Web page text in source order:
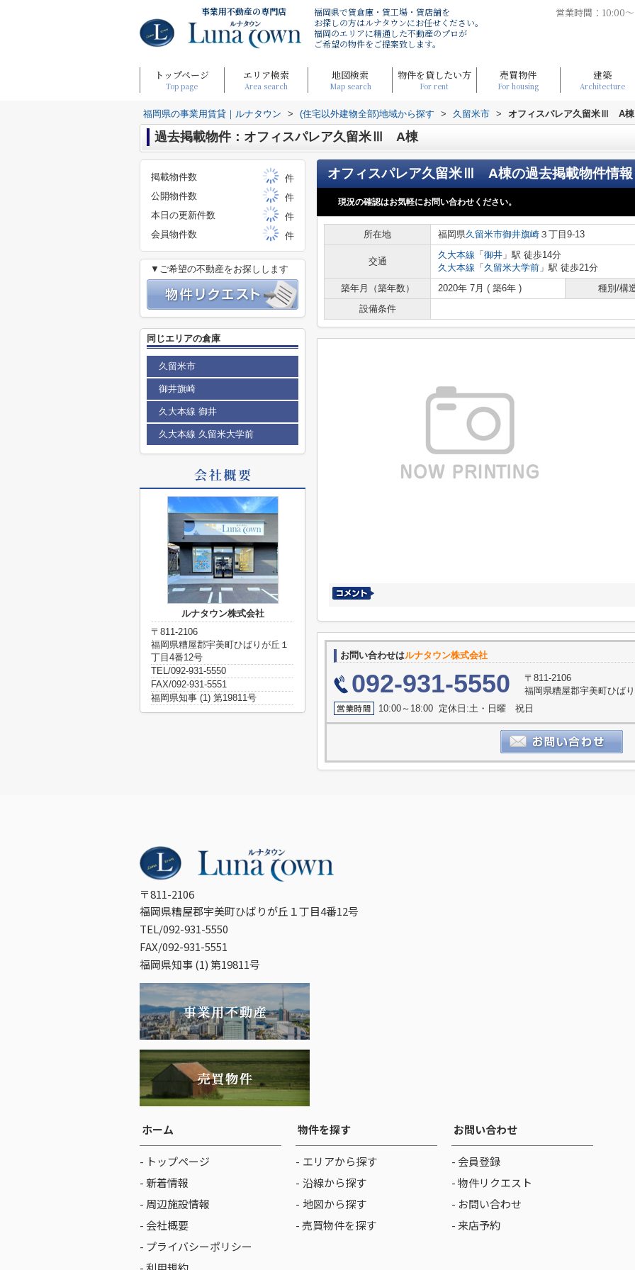
事業用不動産の専門店
福岡県で貸倉庫・貸工場・貸店舗を
お探しの方はルナタウンにお任せください。
福岡のエリアに精通した不動産のプロが
ご希望の物件をご提案致します。
営業時間：10:00
トップページ
Top page
エリア検索
Area search
地図検索
Map search
物件を貸したい方
For rent
売買物件
For housing
建築
Architecture
福岡県の事業用賃貸｜ルナタウン > (住宅以外建物全部)地域から探す > 久留米市 > オフィスパレア久留米Ⅲ A棟
過去掲載物件：オフィスパレア久留米Ⅲ A棟
オフィスパレア久留米Ⅲ A棟の過去掲載物件情報
現況の確認はお気軽にお問い合わせください。
所在地 福岡県久留米市御井旗崎 ３丁目9-13
交通
久大本線 「 御井 」駅 徒歩14分
久大本線 「 久留米大学前 」駅 徒歩21分
築年月（築年数）
2020年 7月 ( 築6年 ) 種別/構
設備条件
お問い合わせはルナタウン株式会社
092-931-5550
〒811-2106
福岡県糟屋郡宇美町ひば
10:00～18:00 定休日:土・日曜 祝日
掲載物件数
件
公開物件数
件
本日の更新件数
件
会員物件数
件
▼ご希望の不動産をお探しします
同じエリアの倉庫
久留米市
御井旗崎
久大本線 御井
久大本線 久留米大学前
ルナタウン株式会社
〒811-2106
福岡県糟屋郡宇美町ひばりが丘１
丁目4番12号
TEL/092-931-5550
FAX/092-931-5551
福岡県知事 (1) 第19811号
〒811-2106
福岡県糟屋郡宇美町ひばりが丘１丁目4番12号
TEL/092-931-5550
FAX/092-931-5551
福岡県知事 (1) 第19811号
ホーム
- トップページ
- 新着情報
- 周辺施設情報
- 会社概要
- プライバシーポリシー
物件を探す
エリアから探す
沿線から探す
地図から探す
- 売買物件を探す
お問い合わせ
- 会員登録
- 物件リクエスト
- お問い合わせ
- 来店予約